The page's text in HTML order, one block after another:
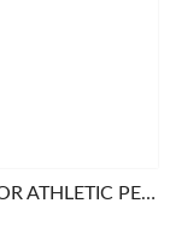
B.E.A.T ｜ SCIENCE FOR ATHLETIC PERFORMANCE